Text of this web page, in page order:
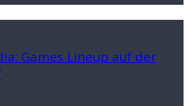
Games Lineup auf der